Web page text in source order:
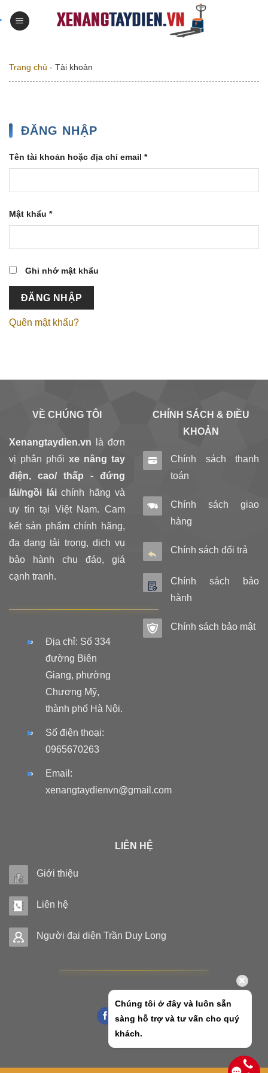
to
Trang chủ - Tài khoản
ĐĂNG NHẬP
Tên tài khoản hoặc địa chỉ email *Bắt
buộc
Mật khẩu *Bắt
buộc
Ghi nhớ mật khẩu
ĐĂNG NHẬP
Quên mật khẩu?
VỀ CHÚNG TÔI
Xenangtaydien.vn là đơn
vị phân phối xe nâng tay
điện, cao/ thấp - đứng
lái/ngồi láichính hãng và
uy tín tại Việt Nam. Cam
kết sản phẩm chính hãng,
đa dạng tải trọng, dịch vụ
bảo hành chu đáo, giá
cạnh tranh.
Địa chỉ: Số 334
đường Biên
Giang, phường
Chương Mỹ,
thành phố Hà Nội.
Số điện thoại:
0965670263
Email:
xenangtaydienvn@gmail.com
CHÍNH SÁCH & ĐIỀU
KHOẢN
Chính sách thanh
toán
Chính sách giao
hàng
Chính sách đổi trả
Chính sách bảo
hành
Chính sách bảo mật
LIÊN HỆ
Giới thiệu
Liên hệ
Người đại diện Trần Duy Long
Chúng tôi ở đây và luôn sẵn
sàng hỗ trợ và tư vấn cho quý
khách.